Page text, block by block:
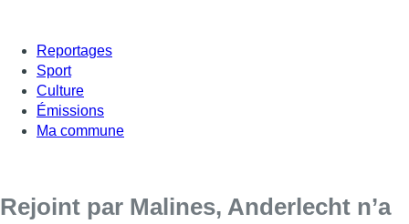
Reportages
Sport
Culture
Émissions
Ma commune
Rejoint par Malines, Anderlecht n’a